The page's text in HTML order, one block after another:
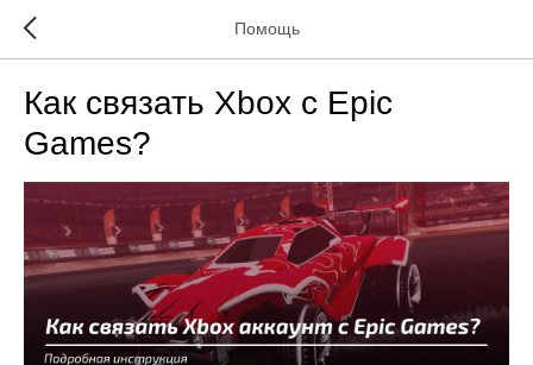
Помощь
Как связать Xbox с Epic
Games?